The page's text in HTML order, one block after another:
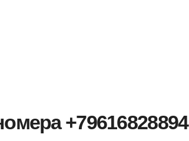
+79616828894